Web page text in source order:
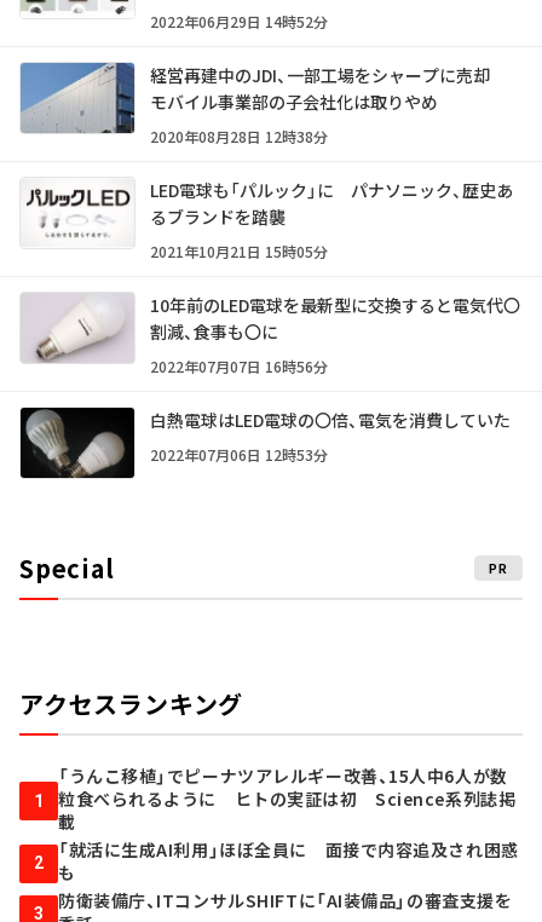
2022年06月29日 14時52分
経営再建中のJDI、一部工場をシャープに売却
モバイル事業部の子会社化は取りやめ
2020年08月28日 12時38分
LED電球も「パルック」に パナソニック、歴史あ
るブランドを踏襲
2021年10月21日 15時05分
10年前のLED電球を最新型に交換すると電気代〇
割減、食事も〇に
2022年07月07日 16時56分
白熱電球はLED電球の〇倍、電気を消費していた
2022年07月06日 12時53分
Special PR
アクセスランキング
1
「うんこ移植」でピーナツアレルギー改善、15人中6人が数
粒食べられるように ヒトの実証は初 Science系列誌掲
載
2
「就活に生成AI利用」ほぼ全員に 面接で内容追及され困惑
も
3
防衛装備庁、ITコンサルSHIFTに「AI装備品」の審査支援を